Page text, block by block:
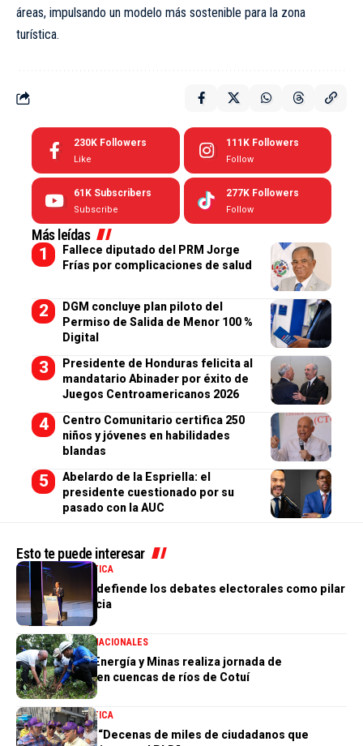
áreas, impulsando un modelo más sostenible para la zona
turística.
230K Followers
Like
111K Followers
Follow
61K Subscribers
Subscribe
277K Followers
Follow
Más leídas
Fallece diputado del PRM Jorge
Frías por complicaciones de salud
DGM concluye plan piloto del
Permiso de Salida de Menor 100 %
Digital
Presidente de Honduras felicita al
mandatario Abinader por éxito de
Juegos Centroamericanos 2026
Centro Comunitario certifica 250
niños y jóvenes en habilidades
blandas
Abelardo de la Espriella: el
presidente cuestionado por su
pasado con la AUC
Esto te puede interesar
NACIONALESPOLÍTICA
Abel Martínez defiende los debates electorales como pilar
de la democracia
MEDIO AMBIENTENACIONALES
Ministerio de Energía y Minas realiza jornada de
reforestación en cuencas de ríos de Cotuí
NACIONALESPOLÍTICA
Johnny Pujols: “Decenas de miles de ciudadanos que